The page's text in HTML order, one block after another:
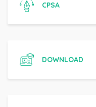
CPSA
DOWNLOAD